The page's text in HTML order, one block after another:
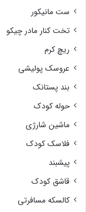
ست مانیکور
تخت کنار مادر چیکو
ریچ کرم
عروسک پولیشی
بند پستانک
حوله کودک
ماشین شارژی
فلاسک کودک
پیشبند
قاشق کودک
کالسکه مسافرتی